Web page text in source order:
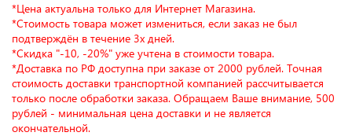
*Цена актуальна только для Интернет Магазина.
*Стоимость товара может измениться, если заказ не был
подтверждён в течение 3х дней.
*Скидка "-10, -20%" уже учтена в стоимости товара.
*Доставка по РФ доступна при заказе от 2000 рублей. Точная
стоимость доставки транспортной компанией рассчитывается
только после обработки заказа. Обращаем Ваше внимание, 500
рублей - минимальная цена доставки и не является
окончательной.